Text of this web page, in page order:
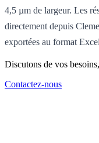
4,5 µm de largeur. Les
directement depuis
exportées au format
Discutons de vos
Contactez-nous